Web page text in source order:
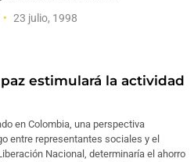
23 julio, 1998
paz estimulará la actividad
en Colombia, una perspectiva
entre representantes sociales y el
Nacional, determinaría el ahorro